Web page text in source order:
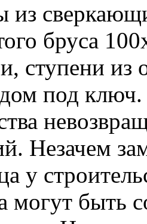
из
бруса
ступени
под ключ.
Незачем
у
могут быть